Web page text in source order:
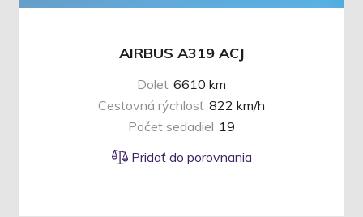
AIRBUS A319 ACJ
Dolet 6610 km
Cestovná rýchlosť 822 km/h
Počet sedadiel 19
Pridať do porovnania